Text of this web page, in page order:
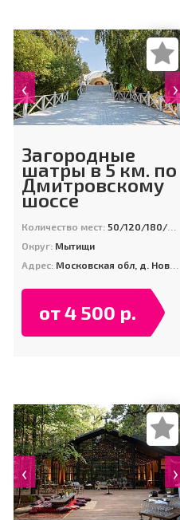
‹ ›
Загородные
шатры в 5 км. по
Дмитровскому
шоссе
Количество мест: 50/120/180/200
Округ: Мытищи
Адрес: Московская обл, д. Новоалександрово, ул Александровская 1Б
от 4 500 р.
‹ ›